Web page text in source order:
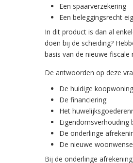
Een spaarverzekering
Een beleggingsrecht
In dit product is dan al
doen bij de scheiding?
basis van de nieuwe
De antwoorden op deze
De huidige koopwoning
De financiering
Het
Eigendomsverhouding
De onderlinge
De nieuwe
Bij de onderlinge